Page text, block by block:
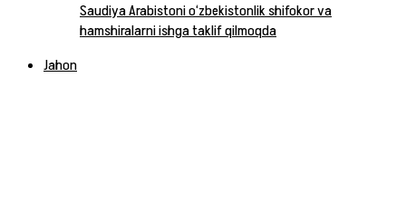
Saudiya Arabistoni o‘zbekistonlik shifokor va
hamshiralarni ishga taklif qilmoqda
Jahon